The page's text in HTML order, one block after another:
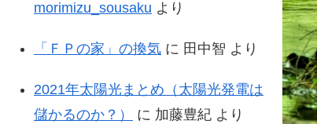
morimizu_sousaku より
「ＦＰの家」の換気 に 田中智 より
2021年太陽光まとめ（太陽光発電は
儲かるのか？）
に 加藤豊紀 より